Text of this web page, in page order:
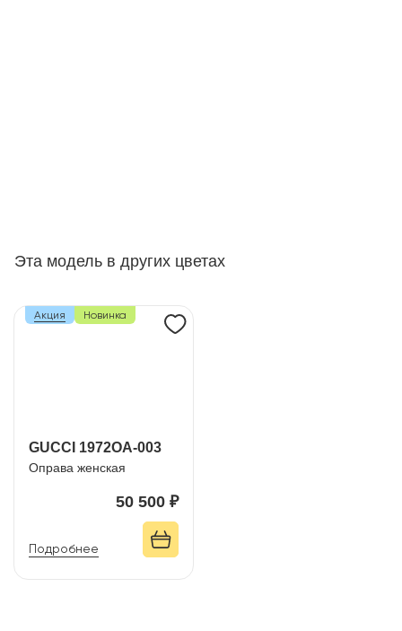
Эта модель в других цветах
GUCCI 1972OA-003
Оправа женская
50 500 ₽
Подробнее
Акция Новинка